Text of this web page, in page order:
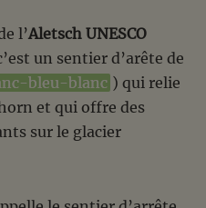
l’Aletsch UNESCO
un sentier d’arête de
bleu-blanc ) qui relie
et qui offre des
sur le glacier